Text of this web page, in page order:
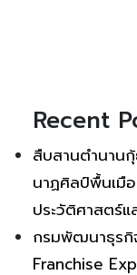
Recent
สืบสานตำนาน
นาฏศิลป์พื้นเมื
ประวัติศาสตร์
กรมพัฒนาธุรกิ
Franchise